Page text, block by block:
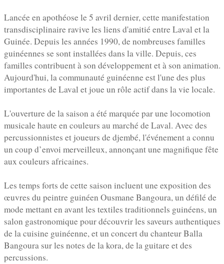
Lancée en apothéose le 5 avril dernier, cette manifestation
transdisciplinaire ravive les liens d'amitié entre Laval et la
Guinée. Depuis les années 1990, de nombreuses familles
guinéennes se sont installées dans la ville. Depuis, ces
familles contribuent à son développement et à son animation.
Aujourd'hui, la communauté guinéenne est l'une des plus
importantes de Laval et joue un rôle actif dans la vie locale.
L'ouverture de la saison a été marquée par une locomotion
musicale haute en couleurs au marché de Laval. Avec des
percussionnistes et joueurs de djembé, l'événement a connu
un coup d’envoi merveilleux, annonçant une magnifique fête
aux couleurs africaines.
Les temps forts de cette saison incluent une exposition des
œuvres du peintre guinéen Ousmane Bangoura, un défilé de
mode mettant en avant les textiles traditionnels guinéens, un
salon gastronomique pour découvrir les saveurs authentiques
de la cuisine guinéenne, et un concert du chanteur Balla
Bangoura sur les notes de la kora, de la guitare et des
percussions.